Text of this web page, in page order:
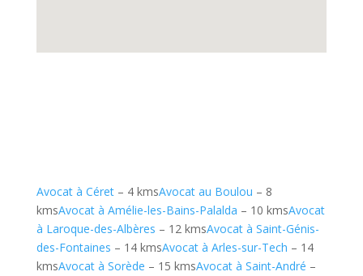
Avocat à Céret– 4 kmsAvocat au Boulou – 8
kmsAvocat à Amélie-les-Bains-Palalda – 10 kmsAvocat
à Laroque-des-Albères – 12 kmsAvocat à Saint-Génis-
des-Fontaines – 14 kmsAvocat à Arles-sur-Tech – 14
kmsAvocat à Sorède – 15 kmsAvocat à Saint-André –